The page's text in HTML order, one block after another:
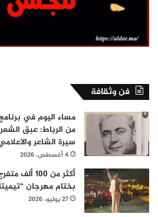
فن وثقافة
مساء اليوم في
من الرباط: عبق
سيرة الشاعر
4 أغسطس، 2026
أكثر من
بختام مهرجان
27 يوليو، 2026